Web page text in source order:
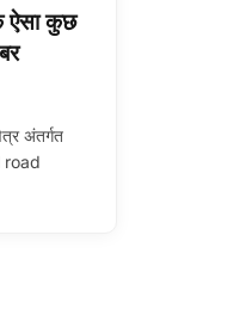
ऐसा कुछ
अंतर्गत
road